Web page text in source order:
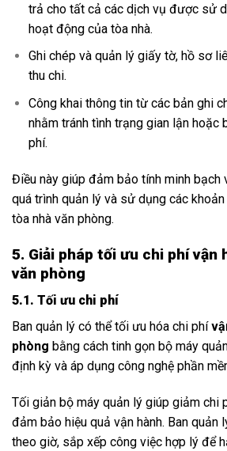
trả cho tất cả các dịch vụ được sử
hoạt động của tòa nhà.
Ghi chép và quản lý giấy tờ, hồ sơ
thu chi.
Công khai thông tin từ các bản ghi
nhằm tránh tình trạng gian lận hoặc
phí.
Điều này giúp đảm bảo tính minh bạch
quá trình quản lý và sử dụng các
tòa nhà văn phòng.
5. Giải pháp tối ưu chi phí vận
văn phòng
5.1. Tối ưu chi phí
Ban quản lý có thể tối ưu hóa chi phí
phòng bằng cách tinh gọn bộ máy
định kỳ và áp dụng công nghệ phần
Tối giản bộ máy quản lý giúp giảm chi
đảm bảo hiệu quả vận hành. Ban quản
theo giờ, sắp xếp công việc hợp lý để